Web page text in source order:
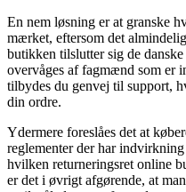
En nem løsning er at granske
mærket, eftersom det
butikken tilslutter sig de
overvåges af fagmænd som er
tilbydes du genvej til support,
din ordre.
Ydermere foreslåes det at
reglementer der har
hvilken returneringsret online
er det i øvrigt afgørende, at